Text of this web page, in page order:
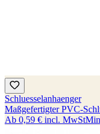
Schluesselanhaenger
Maßgefertigter PVC-
Ab 0,59 € incl. MwSt